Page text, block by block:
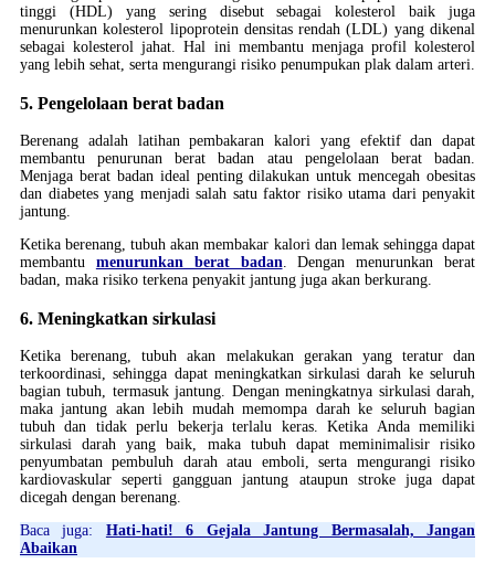
tinggi (HDL) yang sering disebut sebagai kolesterol baik juga
menurunkan kolesterol lipoprotein densitas rendah (LDL) yang dikenal
sebagai kolesterol jahat. Hal ini membantu menjaga profil kolesterol
yang lebih sehat, serta mengurangi risiko penumpukan plak dalam arteri.
5. Pengelolaan berat badan
Berenang adalah latihan pembakaran kalori yang efektif dan dapat
membantu penurunan berat badan atau pengelolaan berat badan.
Menjaga berat badan ideal penting dilakukan untuk mencegah obesitas
dan diabetes yang menjadi salah satu faktor risiko utama dari penyakit
jantung.
Ketika berenang, tubuh akan membakar kalori dan lemak sehingga dapat
membantu menurunkan berat badan. Dengan menurunkan berat
badan, maka risiko terkena penyakit jantung juga akan berkurang.
6. Meningkatkan sirkulasi
Ketika berenang, tubuh akan melakukan gerakan yang teratur dan
terkoordinasi, sehingga dapat meningkatkan sirkulasi darah ke seluruh
bagian tubuh, termasuk jantung. Dengan meningkatnya sirkulasi darah,
maka jantung akan lebih mudah memompa darah ke seluruh bagian
tubuh dan tidak perlu bekerja terlalu keras. Ketika Anda memiliki
sirkulasi darah yang baik, maka tubuh dapat meminimalisir risiko
penyumbatan pembuluh darah atau emboli, serta mengurangi risiko
kardiovaskular seperti gangguan jantung ataupun stroke juga dapat
dicegah dengan berenang.
Baca juga: Hati-hati! 6 Gejala Jantung Bermasalah, Jangan
Abaikan